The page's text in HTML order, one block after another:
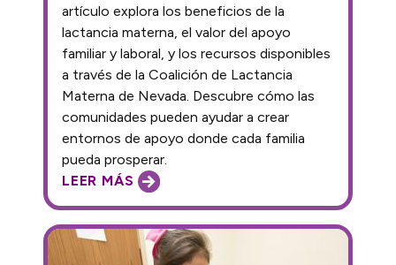
LEER MÁS
artículo explora los beneficios de la
lactancia materna, el valor del apoyo
familiar y laboral, y los recursos disponibles
a través de la Coalición de Lactancia
Materna de Nevada. Descubre cómo las
comunidades pueden ayudar a crear
entornos de apoyo donde cada familia
pueda prosperar.